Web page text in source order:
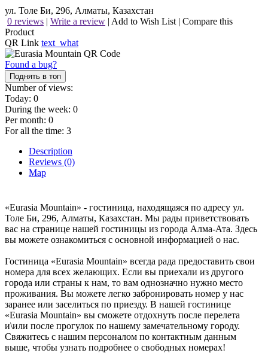
ул. Толе Би, 296, Алматы, Казахстан
0 reviews | Write a review | Add to Wish List | Compare this
Product
QR Link text_what
Found a bug?
Поднять в топ
Number of views:
Today: 0
During the week: 0
Per month: 0
For all the time: 3
Description
Reviews (0)
Map
«Eurasia Mountain» - гостиница, находящаяся по адресу ул.
Толе Би, 296, Алматы, Казахстан. Мы рады приветствовать
вас на странице нашей гостиницы из города Алма-Ата. Здесь
вы можете ознакомиться с основной информацией о нас.
Гостиница «Eurasia Mountain» всегда рада предоставить свои
номера для всех желающих. Если вы приехали из другого
города или страны к нам, то вам однозначно нужно место
проживания. Вы можете легко забронировать номер у нас
заранее или заселиться по приезду. В нашей гостинице
«Eurasia Mountain» вы сможете отдохнуть после перелета
и\или после прогулок по нашему замечательному городу.
Свяжитесь с нашим персоналом по контактным данным
выше, чтобы узнать подробнее о свободных номерах!